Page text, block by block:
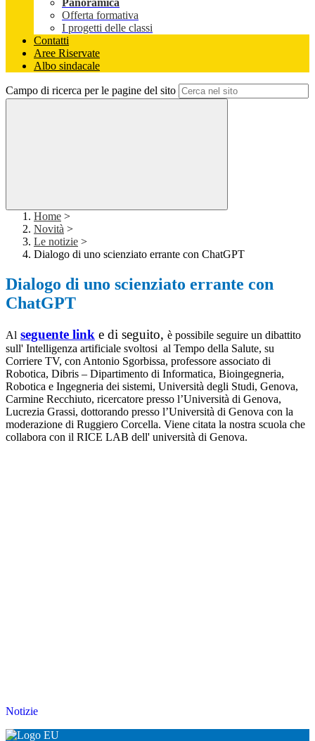
Panoramica
Offerta formativa
I progetti delle classi
Contatti
Aree Riservate
Albo sindacale
Campo di ricerca per le pagine del sito
Home >
Novità >
Le notizie >
Dialogo di uno scienziato errante con ChatGPT
Dialogo di uno scienziato errante con
ChatGPT
Al seguente link e di seguito, è possibile seguire un dibattito
sull' Intelligenza artificiale svoltosi al Tempo della Salute, su
Corriere TV, con Antonio Sgorbissa, professore associato di
Robotica, Dibris – Dipartimento di Informatica, Bioingegneria,
Robotica e Ingegneria dei sistemi, Università degli Studi, Genova,
Carmine Recchiuto, ricercatore presso l’Università di Genova,
Lucrezia Grassi, dottorando presso l’Università di Genova con la
moderazione di Ruggiero Corcella. Viene citata la nostra scuola che
collabora con il RICE LAB dell' università di Genova.
Notizie